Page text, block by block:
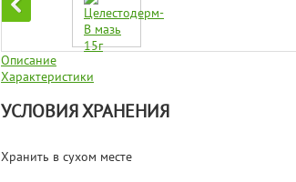
Описание
Характеристики
УСЛОВИЯ ХРАНЕНИЯ
Хранить в сухом месте